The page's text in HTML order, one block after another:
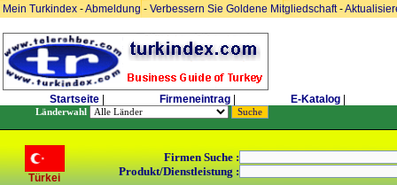
Mein Turkindex -Abmeldung- Verbessern Sie Goldene Mitgliedschaft-
Startseite Firmeneintrag E-Katalog
Länderwahl
Türkei
Firmen Suche :
Produkt/Dienstleistung :